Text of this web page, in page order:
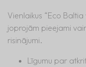
Vienlaikus “Eco
joprojām pieejami
risinājumi.
Līgumu par